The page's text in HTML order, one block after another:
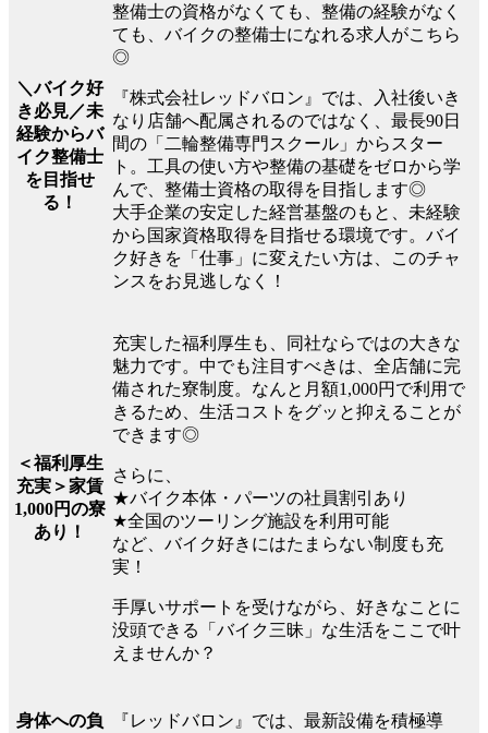
＼バイク好
き必見／未
経験からバ
イク整備士
を目指せ
る！
整備士の資格がなくても、整備の経験がなく
ても、バイクの整備士になれる求人がこちら
◎
『株式会社レッドバロン』では、入社後いき
なり店舗へ配属されるのではなく、最長90日
間の「二輪整備専門スクール」からスター
ト。工具の使い方や整備の基礎をゼロから学
んで、整備士資格の取得を目指します◎
大手企業の安定した経営基盤のもと、未経験
から国家資格取得を目指せる環境です。バイ
ク好きを「仕事」に変えたい方は、このチャ
ンスをお見逃しなく！
＜福利厚生
充実＞家賃
1,000円の寮
あり！
充実した福利厚生も、同社ならではの大きな
魅力です。中でも注目すべきは、全店舗に完
備された寮制度。なんと月額1,000円で利用で
きるため、生活コストをグッと抑えることが
できます◎
さらに、
★バイク本体・パーツの社員割引あり
★全国のツーリング施設を利用可能
など、バイク好きにはたまらない制度も充
実！
手厚いサポートを受けながら、好きなことに
没頭できる「バイク三昧」な生活をここで叶
えませんか？
身体への負
『レッドバロン』では、最新設備を積極導